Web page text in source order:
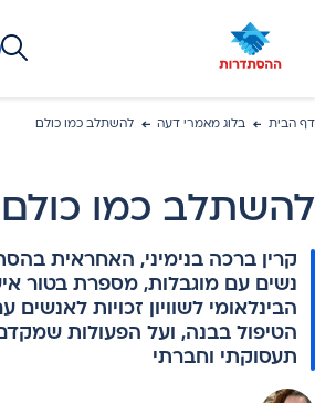
מרכזי
דף הבית בלוג מאמרי דעה להשתלב כמו כולם
להשתלב כמו כולם
קרין ברכה בנימיני, האחראית
נשים עם מוגבלות, מספרת בטור
הבינלאומי לשוויון זכויות לאנשים
הטיפול בבנה, ועל הפעולות שמקדם
תעסוקתי וחברתי